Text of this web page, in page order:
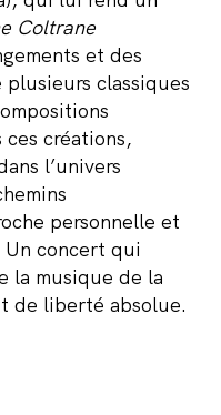
Coltrane
et des
classiques
créations,
l’univers
personnelle et
Un concert qui
la musique de la
de liberté absolue.